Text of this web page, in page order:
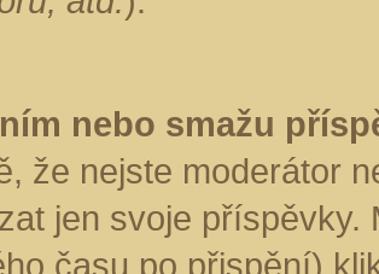
nebo smažu
že nejste moderátor
jen svoje
času po přispění)